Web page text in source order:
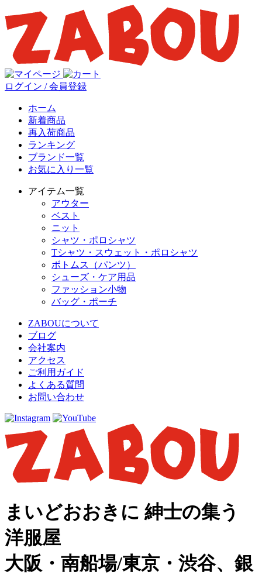
ログイン / 会員登録
ホーム
新着商品
再入荷商品
ランキング
ブランド一覧
お気に入り一覧
アイテム一覧
アウター
ベスト
ニット
シャツ・ポロシャツ
Tシャツ・スウェット・ポロシャツ
ボトムス（パンツ）
シューズ・ケア用品
ファッション小物
バッグ・ポーチ
ZABOUについて
ブログ
会社案内
アクセス
ご利用ガイド
よくある質問
お問い合わせ
まいどおおきに 紳士の集う
洋服屋
大阪・南船場/東京・渋谷、銀